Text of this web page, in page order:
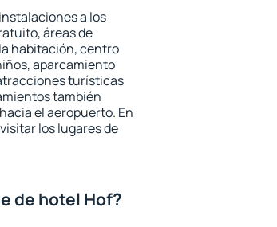
a los
áreas de
habitación, centro
aparcamiento
turísticas
también
el aeropuerto. En
los lugares de
de hotel Hof?